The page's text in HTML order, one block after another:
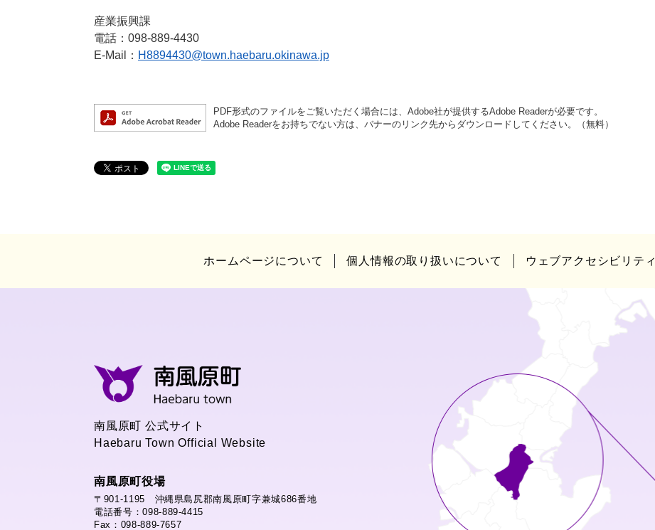
産業振興課
電話：098-889-4430
E-Mail： H8894430@town.haebaru.okinawa.jp
PDF形式のファイルをご覧いただく場合には、Adobe社が提供するAdobe Readerが必要です。
Adobe Readerをお持ちでない方は、バナーのリンク先からダウンロードしてください。（無料）
ホームページについて 個人情報の取り扱いについて ウェブアクセシビリティ
南風原町 公式サイト
Haebaru Town Official Website
南風原町役場
〒901-1195 沖縄県島尻郡南風原町字兼城686番地
電話番号：098-889-4415
Fax：098-889-7657